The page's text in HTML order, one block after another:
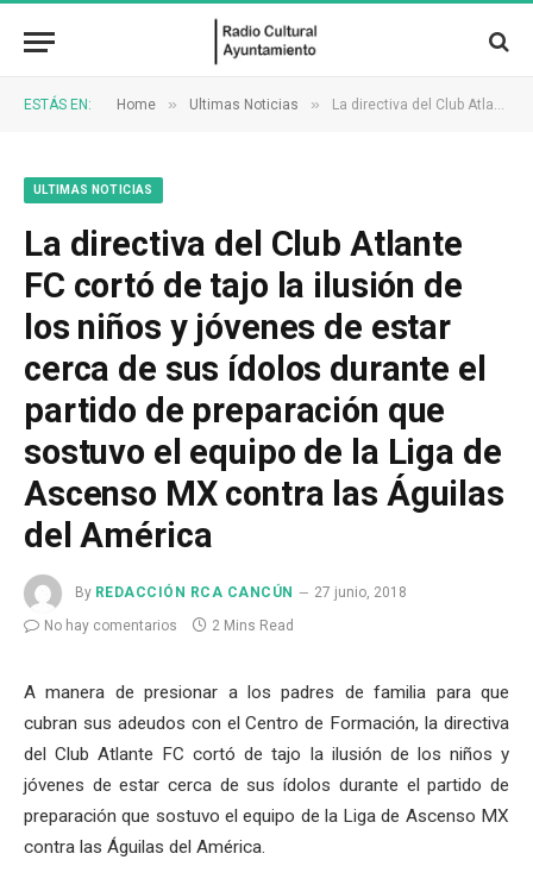
ESTÁS EN: Home » Ultimas Noticias » La directiva del Club Atlante FC cortó de tajo la ilusión de los niños y jóvenes de estar cerca de sus ídolos durante el partido de preparación que sostuvo el equipo de la Liga de Ascenso MX contra las Águilas del América
ULTIMAS NOTICIAS
La directiva del Club Atlante
FC cortó de tajo la ilusión de
los niños y jóvenes de estar
cerca de sus ídolos durante el
partido de preparación que
sostuvo el equipo de la Liga de
Ascenso MX contra las Águilas
del América
By REDACCIÓN RCA CANCÚN
27 junio, 2018
No hay comentarios
2 Mins Read
A manera de presionar a los padres de familia para que
cubran sus adeudos con el Centro de Formación, la directiva
del Club Atlante FC cortó de tajo la ilusión de los niños y
jóvenes de estar cerca de sus ídolos durante el partido de
preparación que sostuvo el equipo de la Liga de Ascenso MX
contra las Águilas del América.